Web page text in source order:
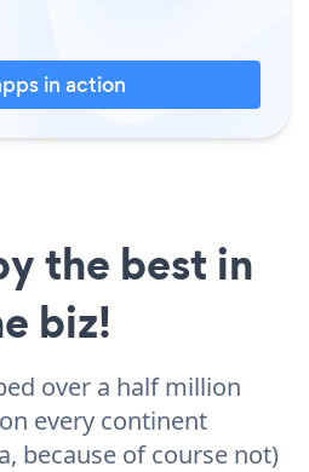
in action
the best in
biz!
over a half million
every continent
because of course not)